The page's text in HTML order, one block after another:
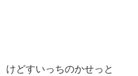
けどすいっちのかせっと